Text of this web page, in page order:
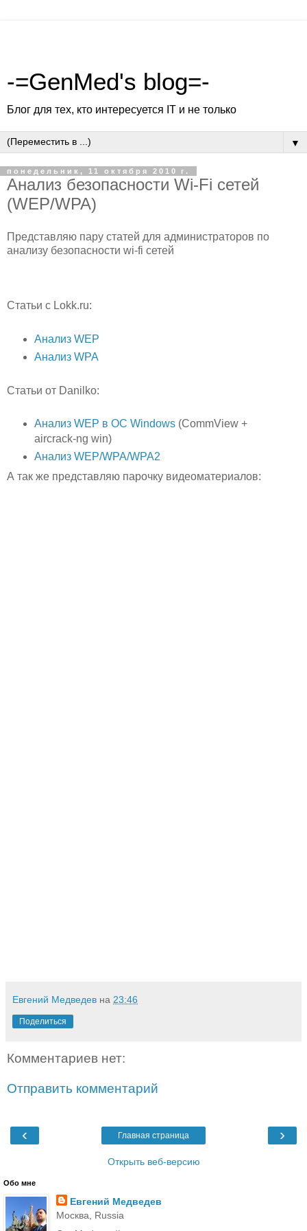
-=GenMed's blog=-
Блог для тех, кто интересуется IT и не только
▼
понедельник, 11 октября 2010 г.
Анализ безопасности Wi-Fi сетей
(WEP/WPA)
Представляю пару статей для администраторов по
анализу безопасности wi-fi сетей
Статьи с Lokk.ru:
Анализ WEP
Анализ WPA
Статьи от Danilko:
Анализ WEP в ОС Windows(CommView +
aircrack-ng win)
Анализ WEP/WPA/WPA2
А так же представляю парочку видеоматериалов:
Евгений Медведев на 23:46
Поделиться
Комментариев нет:
Отправить комментарий
‹ ›
Главная страница
Открыть веб-версию
Обо мне
Евгений Медведев
Москва, Russia